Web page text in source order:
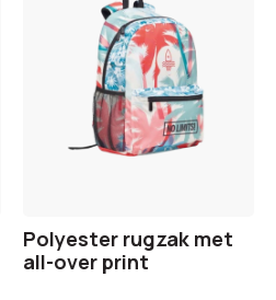
Polyester rugzak met
all-over print